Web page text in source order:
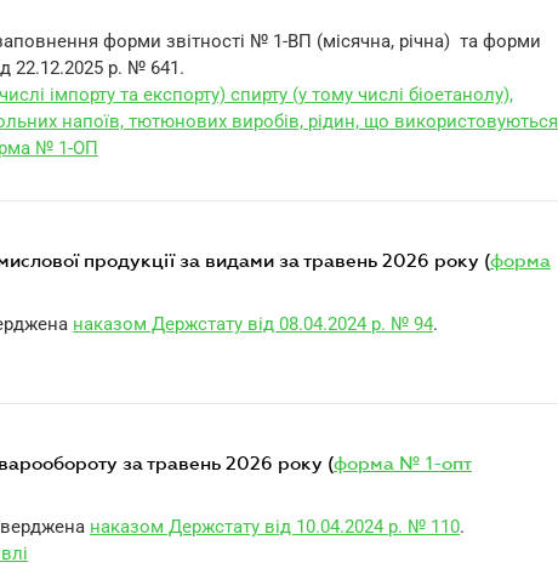
форми звітності № 1-ВП (місячна, річна) та форми
22.12.2025 р. № 641.
імпорту та експорту) спирту (у тому числі біоетанолу),
напоїв, тютюнових виробів, рідин, що використовуються
№ 1-ОП
продукції за видами за травень 2026 року (форма
наказом Держстату від 08.04.2024 р. № 94.
за травень 2026 року (форма № 1-опт
наказом Держстату від 10.04.2024 р. № 110.